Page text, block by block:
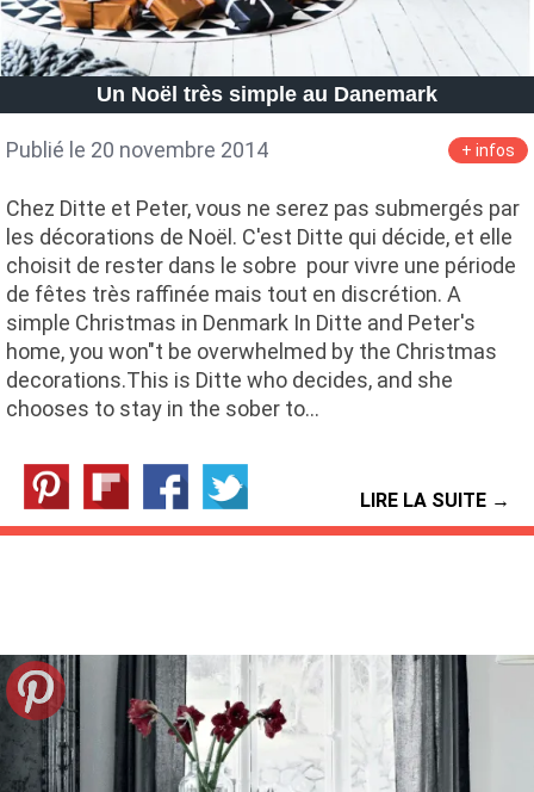
Un Noël très simple au Danemark
Publié le 20 novembre 2014 + infos
Chez Ditte et Peter, vous ne serez pas submergés par
les décorations de Noël. C'est Ditte qui décide, et elle
choisit de rester dans le sobre pour vivre une période
de fêtes très raffinée mais tout en discrétion. A
simple Christmas in Denmark In Ditte and Peter's
home, you won"t be overwhelmed by the Christmas
decorations.This is Ditte who decides, and she
chooses to stay in the sober to…
LIRE LA SUITE →